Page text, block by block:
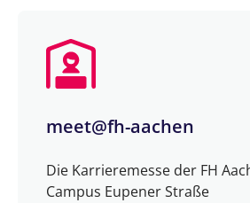
meet@fh-aachen
Die Karrieremesse der FH
Campus Eupener Straße